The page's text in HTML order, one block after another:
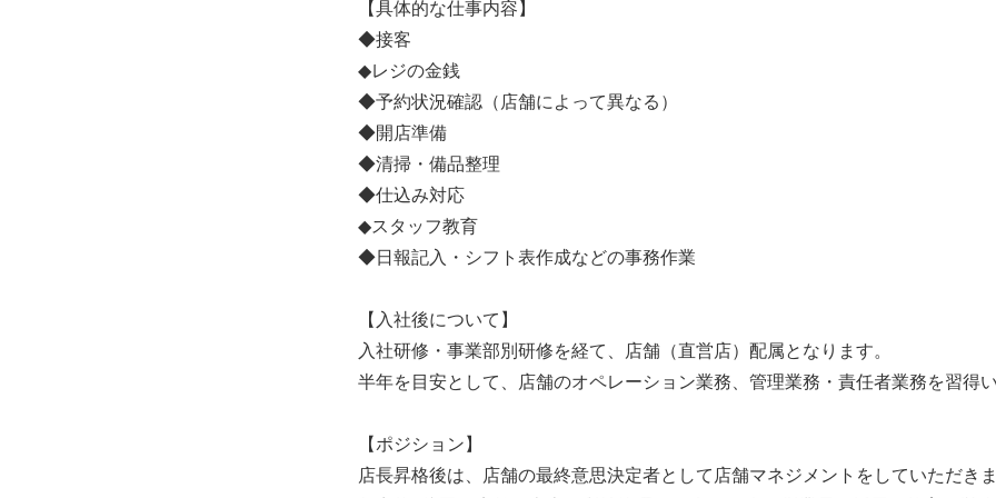
【具体的な仕事内容】
◆接客
◆レジの金銭
◆予約状況確認（店舗によって異なる）
◆開店準備
◆清掃・備品整理
◆仕込み対応
◆スタッフ教育
◆日報記入・シフト表作成などの事務作業
【入社後について】
入社研修・事業部別研修を経て、店舗（直営店）配属となります。
半年を目安として、店舗のオペレーション業務、管理業務・責任者業務を習得い
【ポジション】
店長昇格後は、店舗の最終意思決定者として店舗マネジメントをしていただきま